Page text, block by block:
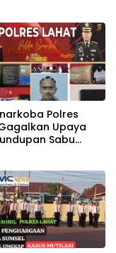
Polres
Upaya
Sabu